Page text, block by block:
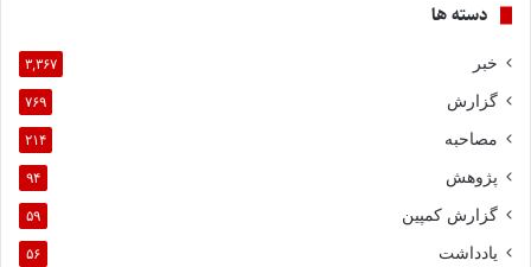
دسته ها
خبر ۳,۳۶۷
گزارش ۷۶۹
مصاحبه ۲۱۴
پژوهش ۹۴
گزارش کمپین ۵۹
یادداشت ۵۶